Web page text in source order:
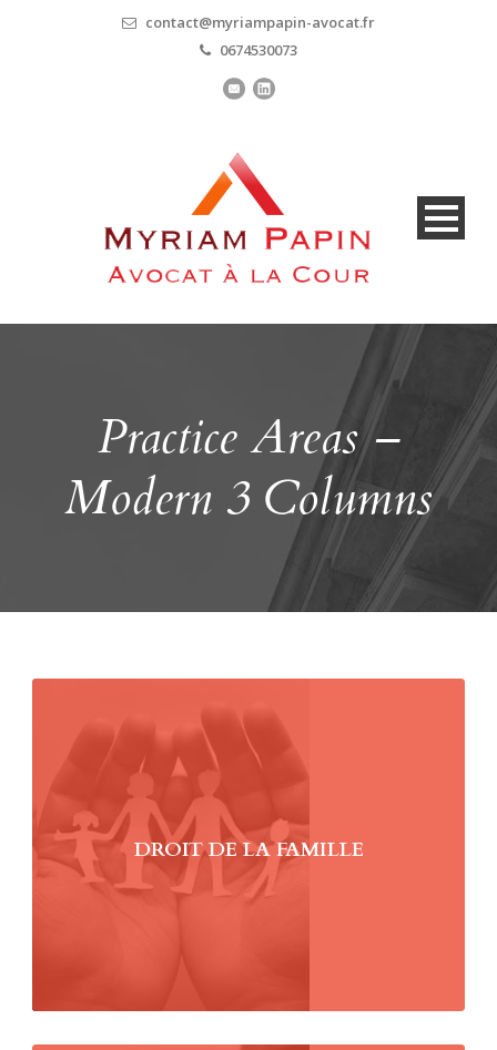
contact@myriampapin-avocat.fr
0674530073
Practice Areas –
Modern 3 Columns
DROIT DE LA FAMILLE